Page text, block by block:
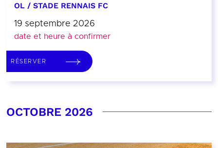
OL / STADE RENNAIS FC
19 septembre 2026
date et heure à confirmer
RÉSERVER
OCTOBRE 2026